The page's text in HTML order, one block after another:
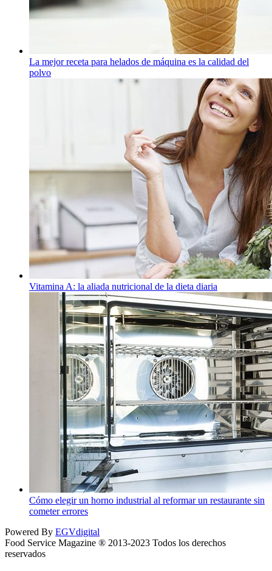
La mejor receta para helados de máquina es la calidad del
polvo
Vitamina A: la aliada nutricional de la dieta diaria
Cómo elegir un horno industrial al reformar un restaurante sin
cometer errores
Powered By EGVdigital
Food Service Magazine ® 2013-2023 Todos los derechos
reservados